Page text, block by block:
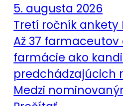
5. augusta 2026
Tretí ročník
Až 37
farmácie ako
predchádzajúcich
Medzi